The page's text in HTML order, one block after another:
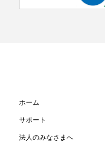
ホーム
サポート
法人のみなさまへ